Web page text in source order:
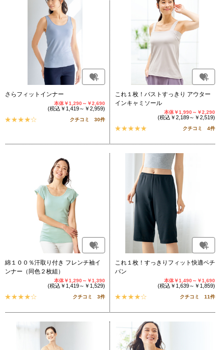
さらフィットインナー
本体￥1,290～￥2,690
(税込￥1,419～￥2,959)
クチコミ 30件
これ１枚！バストすっきり アウター
インキャミソール
本体￥1,990～￥2,290
(税込￥2,189～￥2,519)
クチコミ 4件
綿１００％汗取り付き フレンチ袖イ
ンナー（同色２枚組）
本体￥1,290～￥1,390
(税込￥1,419～￥1,529)
クチコミ 3件
これ１枚！すっきりフィット快適ペチ
パン
本体￥1,490～￥1,690
(税込￥1,639～￥1,859)
クチコミ 11件